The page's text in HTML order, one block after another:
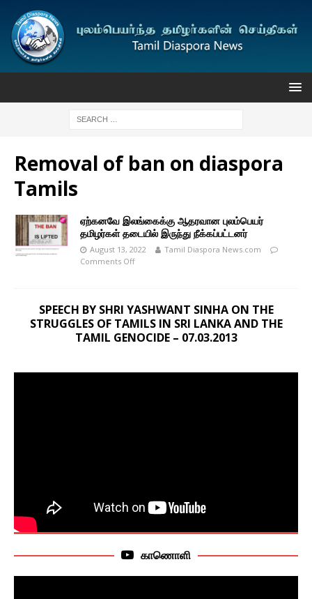
Removal of ban on diaspora
Tamils
ஏற்கனவே இலங்கைக்கு ஆதரவான புலம்பெயர்
தமிழர்கள் தடையில் இருந்து நீக்கப்பட்டனர்
August 13, 2022
Tamil Diaspora News.com
Comments Off
SPEECH BY SHRI YASHWANT SINHA ON THE
STRUGGLES OF TAMILS IN SRI LANKA AND THE
TAMIL GENOCIDE – 07.03.2013
காணொளி